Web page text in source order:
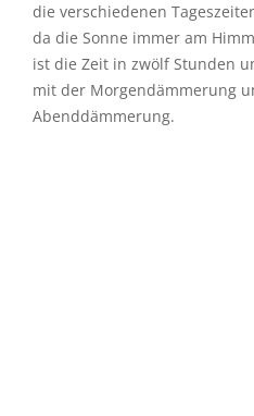
die verschiedenen
da die Sonne immer am
ist die Zeit in zwölf Stunden
mit der Morgendämmerung
Abenddämmerung.